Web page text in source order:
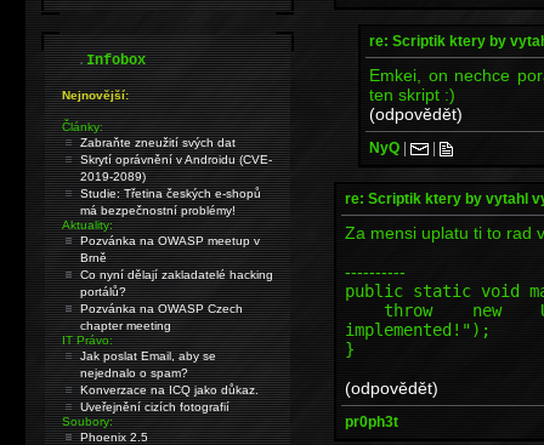
re: Scriptik ktery by
Emkei, on nechce
ten skript :)
(odpovědět)
NyQ | |
re: Scriptik ktery by vytahl
Za mensi uplatu ti to rad
----------
public static void
throw new
implemented!");
}
(odpovědět)
pr0ph3t
.Infobox
Nejnovější:
Články:
Zabraňte zneužití svých dat
Skrytí oprávnění v Androidu (CVE-
2019-2089)
Studie: Třetina českých e-shopů
má bezpečnostní problémy!
Aktuality:
Pozvánka na OWASP meetup v
Brně
Co nyní dělají zakladatelé hacking
portálů?
Pozvánka na OWASP Czech
chapter meeting
IT Právo:
Jak poslat Email, aby se
nejednalo o spam?
Konverzace na ICQ jako důkaz.
Uveřejnění cizích fotografií
Soubory:
Phoenix 2.5